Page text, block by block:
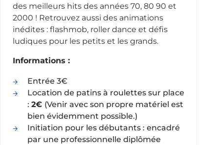
des meilleurs hits des années 70, 80 90 et
2000 ! Retrouvez aussi des animations
inédites : flashmob, roller dance et défis
ludiques pour les petits et les grands.
Informations :
Entrée 3€
Location de patins à roulettes sur place
: 2€ (Venir avec son propre matériel est
bien évidemment possible.)
Initiation pour les débutants : encadré
par une professionnelle diplômée